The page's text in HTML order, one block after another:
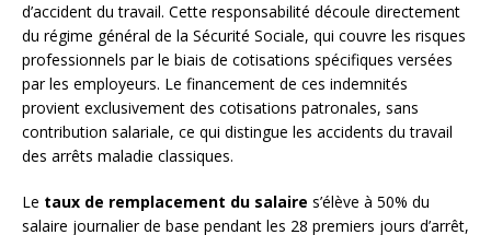
d’accident du travail. Cette responsabilité découle directement
du régime général de la Sécurité Sociale, qui couvre les risques
professionnels par le biais de cotisations spécifiques versées
par les employeurs. Le financement de ces indemnités
provient exclusivement des cotisations patronales, sans
contribution salariale, ce qui distingue les accidents du travail
des arrêts maladie classiques.
Le taux de remplacement du salaire s’élève à 50% du
salaire journalier de base pendant les 28 premiers jours d’arrêt,